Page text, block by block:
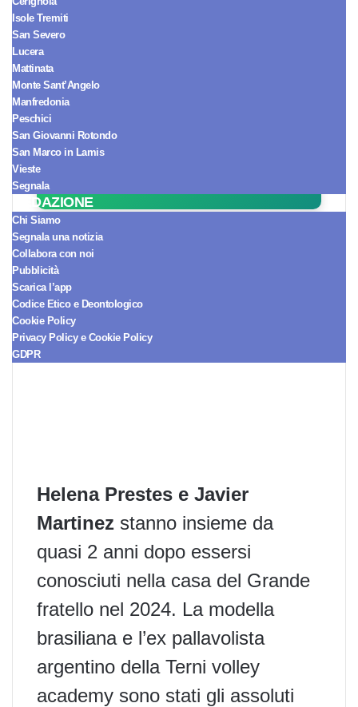
Isole Tremiti
San Severo
Lucera
Mattinata
Monte Sant’Angelo
Manfredonia
Peschici
San Giovanni Rotondo
San Marco in Lamis
Vieste
Segnala
REDAZIONE
Chi Siamo
Segnala una notizia
Collabora con noi
Pubblicità
Scarica l’app
Codice Etico e Deontologico
Cookie Policy
Privacy Policy e Cookie Policy
GDPR
Seguici sul Canale WhatsApp!
arriva sempre per primo.
[esi adrotate group="1"
cache="public" ttl="0"]
Helena Prestes e Javier
Martinez stanno insieme da
quasi 2 anni dopo essersi
conosciuti nella casa del Grande
fratello nel 2024. La modella
brasiliana e l’ex pallavolista
argentino della Terni volley
academy sono stati gli assoluti